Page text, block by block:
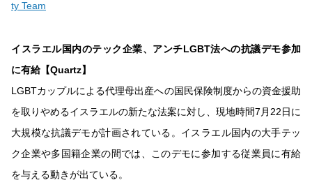
ty Team
イスラエル国内のテック企業、アンチLGBT法への抗議デモ参加
に有給【Quartz】
LGBTカップルによる代理母出産への国民保険制度からの資金援助
を取りやめるイスラエルの新たな法案に対し、現地時間7月22日に
大規模な抗議デモが計画されている。イスラエル国内の大手テッ
ク企業や多国籍企業の間では、このデモに参加する従業員に有給
を与える動きが出ている。